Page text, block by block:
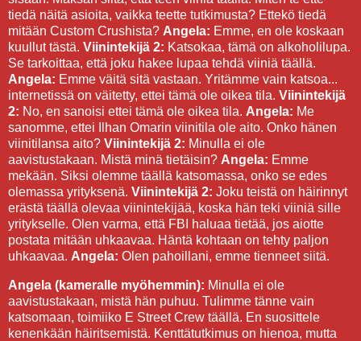
tiedä näitä asioita, vaikka teette tutkimusta? Ettekö tiedä
mitään Custom Crushista? Angela: Emme, en ole koskaan
kuullut tästä. Viinintekijä 2: Katsokaa, tämä on alkoholilupa.
Se tarkoittaa, että joku hakee lupaa tehdä viiniä täällä.
Angela: Emme väitä sitä vastaan. Yritämme vain katsoa...
internetissä on väitetty, ettei tämä ole oikea tila. Viinintekijä
2: No, en sanoisi ettei tämä ole oikea tila. Angela: Me
sanomme, ettei Ilhan Omarin viinitila ole aito. Onko hänen
viinitilansa aito? Viinintekijä 2: Minulla ei ole
aavistustakaan. Mistä minä tietäisin? Angela: Emme
mekään. Siksi olemme täällä katsomassa, onko se edes
olemassa yrityksenä. Viinintekijä 2: Joku teistä on häirinnyt
erästä täällä olevaa viinintekijää, koska hän teki viiniä sille
yritykselle. Olen varma, että FBI haluaa tietää, jos aiotte
postata mitään uhkaavaa. Häntä kohtaan on tehty paljon
uhkaavaa. Angela: Olen pahoillani, emme tienneet siitä.
Angela (kameralle myöhemmin): Minulla ei ole
aavistustakaan, mistä hän puhuu. Tulimme tänne vain
katsomaan, toimiiko E Street Crew täällä. En suosittele
kenenkään häiritsemistä. Kenttätutkimus on hienoa, mutta